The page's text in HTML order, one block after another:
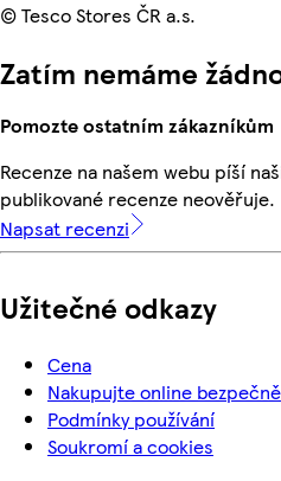
© Tesco Stores ČR a.s.
Zatím nemáme
Pomozte ostatním zákazníkům
Recenze na našem webu píší
publikované recenze neověřuje.
Napsat recenzi
Užitečné odkazy
Cena
Nakupujte online bezpečně
Podmínky používání
Soukromí a cookies